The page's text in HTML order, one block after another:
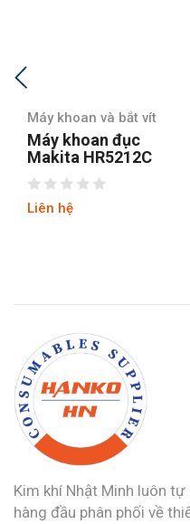
Máy khoan và bắt vít
Máy khoan đục MPT
MRH3203
Liên hệ
Kim khí Nhật Minh luôn
hàng đầu phân phối về